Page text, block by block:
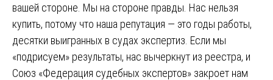
вашей стороне. Мы на стороне правды. Нас нельзя
купить, потому что наша репутация — это годы работы,
десятки выигранных в судах экспертиз. Если мы
«подрисуем» результаты, нас вычеркнут из реестра, и
Союз «Федерация судебных экспертов» закроет нам